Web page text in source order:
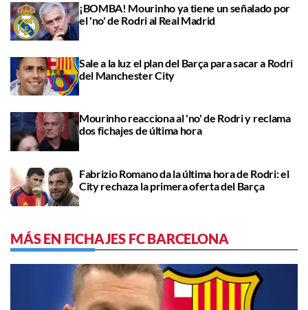
¡BOMBA! Mourinho ya tiene un señalado por
el 'no' de Rodri al Real Madrid
Sale a la luz el plan del Barça para sacar a Rodri
del Manchester City
Mourinho reacciona al 'no' de Rodri y reclama
dos fichajes de última hora
Fabrizio Romano da la última hora de Rodri: el
City rechaza la primera oferta del Barça
MÁS EN FICHAJES FC BARCELONA